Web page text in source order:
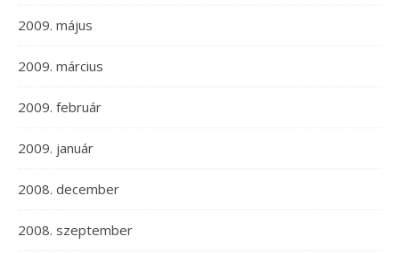
2009. május
2009. március
2009. február
2009. január
2008. december
2008. szeptember